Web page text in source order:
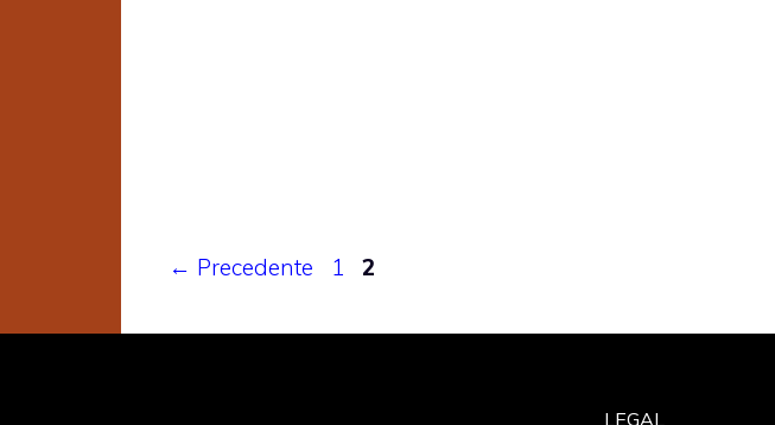
← Precedente Pagina
1 Pagina
2
LEGAL